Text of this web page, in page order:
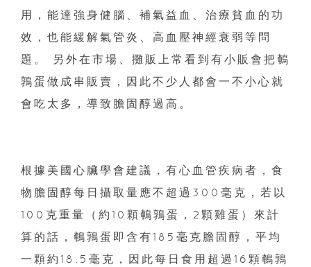
用，能達強身健腦、補氣益血、治療貧血的功
效，也能緩解氣管炎、高血壓神經衰弱等問
題。 另外在市場、攤販上常看到有小販會把鵪
鶉蛋做成串販賣，因此不少人都會一不小心就
會吃太多，導致膽固醇過高。
根據美國心臟學會建議，有心血管疾病者，食
物膽固醇每日攝取量應不超過300毫克，若以
100克重量（約10顆鵪鶉蛋，2顆雞蛋）來計
算的話，鵪鶉蛋即含有185毫克膽固醇，平均
一顆約18.5毫克，因此每日食用超過16顆鵪鶉